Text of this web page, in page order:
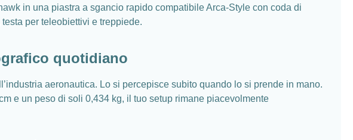
in una piastra a sgancio rapido compatibile Arca-Style con coda di
per teleobiettivi e treppiede.
quotidiano
aeronautica. Lo si percepisce subito quando lo si prende in mano.
e un peso di soli 0,434 kg, il tuo setup rimane piacevolmente